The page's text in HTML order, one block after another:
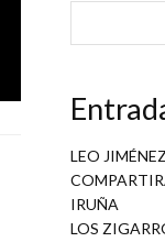
LEO
IRUÑA
LOS